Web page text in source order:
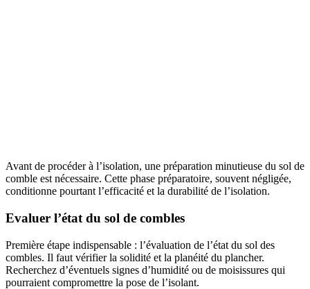
Avant de procéder à l’isolation, une préparation minutieuse du sol de
comble est nécessaire. Cette phase préparatoire, souvent négligée,
conditionne pourtant l’efficacité et la durabilité de l’isolation.
Evaluer l’état du sol de combles
Première étape indispensable : l’évaluation de l’état du sol des
combles. Il faut vérifier la solidité et la planéité du plancher.
Recherchez d’éventuels signes d’humidité ou de moisissures qui
pourraient compromettre la pose de l’isolant.